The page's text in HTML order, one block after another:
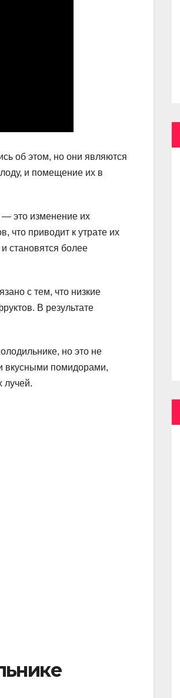
об этом, но они являются
и помещение их в
— это изменение их
что приводит к утрате их
становятся более
с тем, что низкие
В результате
но это не
вкусными помидорами,
лучей.